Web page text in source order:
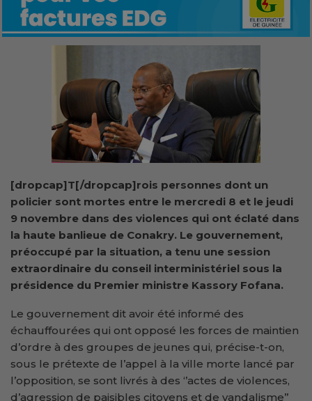
[dropcap]T[/dropcap]rois personnes dont un
policier sont mortes entre le mercredi 8 et le jeudi
9 novembre dans des violences qui ont éclaté dans
la haute banlieue de Conakry. Le gouvernement,
préoccupé par la situation, a tenu une session
extraordinaire du conseil interministériel sous la
présidence du Premier ministre Kassory Fofana.
Le gouvernement dit avoir été informé des
échauffourées qui ont opposé les forces de maintien
d’ordre à des groupes de jeunes qui, précise-t-on,
sous le prétexte de l’appel à la ville morte lancé par
l’opposition, se sont livrés à des ‘’actes de violences,
d’agression de paisibles citoyens et de vandalisme’’